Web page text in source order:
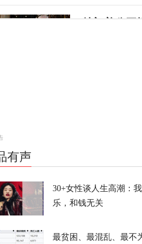
特朗普公开
天下事
有声
30+女性谈人生高潮：
乐，和钱无关
最贫困、最混乱、最不